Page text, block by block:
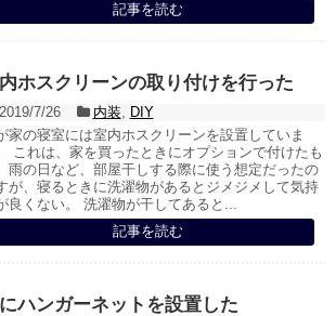
記事を読む
ホスクリーンの取り付けを行った
2019/7/26 内装, DIY
家の寝室には室内ホスクリーンを設置していま
これは、家を買ったときにオプションで付けたも
雨の日など、部屋干しする際に使う想定だったの
が、寝るときに洗濯物があるとジメジメして気持
良くない。 洗濯物が干してあると...
記事を読む
ハンガーネットを設置した